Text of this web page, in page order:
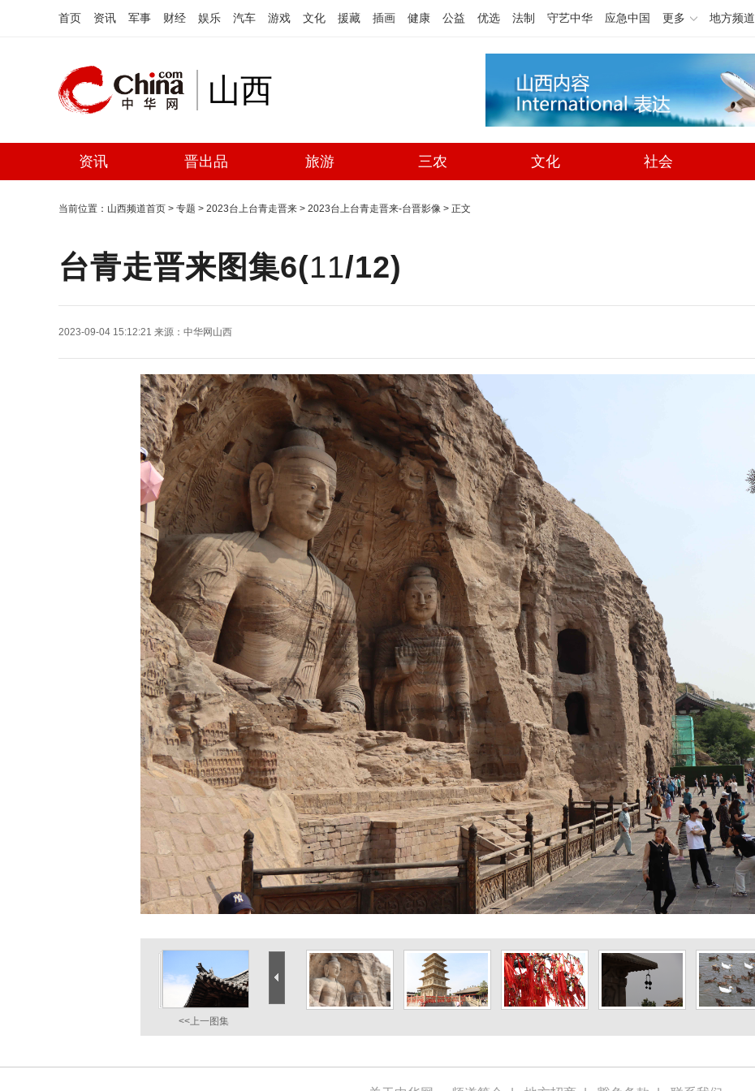
首页 资讯 军事 财经 娱乐 汽车 游戏 文化 援藏 插画 健康 公益 优选 法制 守艺中华 应急中国 更多 地方频道
山西
资讯 晋出品 旅游 三农 文化 社会
当前位置： 山西频道首页 > 专题 > 2023台上台青走晋来 > 2023台上台青走晋来-台晋影像 > 正文
台青走晋来图集6(11/12)
2023-09-04 15:12:21 来源： 中华网山西
<<上一图集